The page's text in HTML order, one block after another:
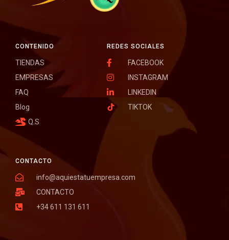
CONTACTO
info@aquiestatuempresa.com
CONTACTO
+34 611 131 611
REDES SOCIALES
FACEBOOK
INSTAGRAM
LINKEDIN
TIKTOK
CONTENIDO
TIENDAS
EMPRESAS
FAQ
Blog
Q.S